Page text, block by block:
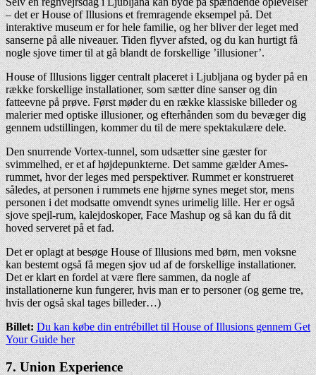
– det er House of Illusions et fremragende eksempel på. Det
interaktive museum er for hele familie, og her bliver der leget med
sanserne på alle niveauer. Tiden flyver afsted, og du kan hurtigt få
nogle sjove timer til at gå blandt de forskellige ’illusioner’.
House of Illusions ligger centralt placeret i Ljubljana og byder på en
række forskellige installationer, som sætter dine sanser og din
fatteevne på prøve. Først møder du en række klassiske billeder og
malerier med optiske illusioner, og efterhånden som du bevæger dig
gennem udstillingen, kommer du til de mere spektakulære dele.
Den snurrende Vortex-tunnel, som udsætter sine gæster for
svimmelhed, er et af højdepunkterne. Det samme gælder Ames-
rummet, hvor der leges med perspektiver. Rummet er konstrueret
således, at personen i rummets ene hjørne synes meget stor, mens
personen i det modsatte omvendt synes urimelig lille. Her er også
sjove spejl-rum, kalejdoskoper, Face Mashup og så kan du få dit
hoved serveret på et fad.
Det er oplagt at besøge House of Illusions med børn, men voksne
kan bestemt også få megen sjov ud af de forskellige installationer.
Det er klart en fordel at være flere sammen, da nogle af
installationerne kun fungerer, hvis man er to personer (og gerne tre,
hvis der også skal tages billeder…)
Billet:Du kan købe din entrébillet til House of Illusions gennem Get
Your Guide her
7. Union Experience